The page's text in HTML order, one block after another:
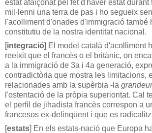
estat afaiçonat pel fet d'haver estat durant
mil·lenni una terra de pas i ho segueix
l'acolliment d'onades d'immigració també
constitutiu de la nostra identitat nacional.
[integració] El model català d'acolliment
reeixit que el francès o el britànic, on
a la immigració de 3a i 4a generació,
contradictòria que mostra les limitacions,
relacionades amb la supèrbia -la grandeur
l'ostentació de la pròpia superioritat. Cal
el perfil de jihadista francès correspon a
francesos ex-delinqüent i que es
[estats] En els estats-nació que Europa